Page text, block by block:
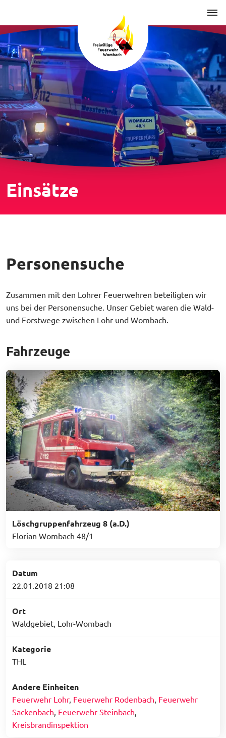
Einsätze
Personensuche
Zusammen mit den Lohrer Feuerwehren beteiligten wir
uns bei der Personensuche. Unser Gebiet waren die Wald-
und Forstwege zwischen Lohr und Wombach.
Fahrzeuge
Löschgruppenfahrzeug 8 (a.D.)
Florian Wombach 48/1
Datum
22.01.2018 21:08
Ort
Waldgebiet, Lohr-Wombach
Kategorie
THL
Andere Einheiten
Feuerwehr Lohr, Feuerwehr Rodenbach Feuerwehr
Sackenbach Feuerwehr Steinbach
Kreisbrandinspektion